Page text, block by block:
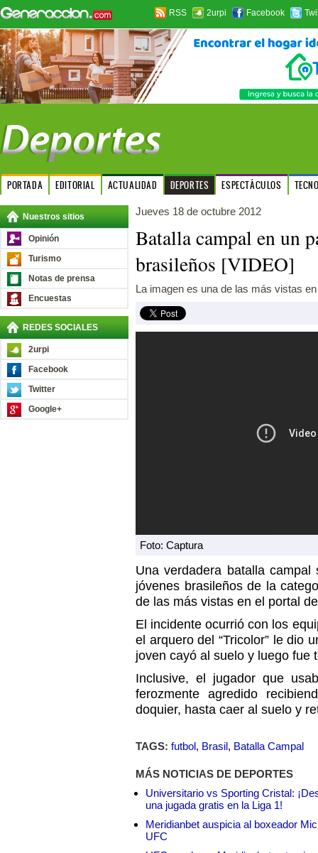
RSS 2urpi Facebook
PORTADA EDITORIAL ACTUALIDAD DEPORTES ESPECTÁCULOS
Nuestros sitios
Opinión
Turismo
Notas de prensa
Encuestas
REDES SOCIALES
2urpi
Facebook
Twitter
Google+
Jueves 18 de octubre 2012
Batalla campal en un
brasileños [VIDEO]
La imagen es una de las más vistas en
Foto: Captura
Una verdadera batalla
jóvenes brasileños de la
de las más vistas en el portal
El incidente ocurrió con los
el arquero del “Tricolor” le dio
joven cayó al suelo y luego fue
Inclusive, el jugador que
ferozmente agredido
doquier, hasta caer al suelo y
TAGS: futbol, Brasil, Batalla Campal
MÁS NOTICIAS DE DEPORTES
Universitario vs Sporting Cristal:
una jugada gratis en la Liga 1!
Meridianbet auspicia al boxeador
UFC